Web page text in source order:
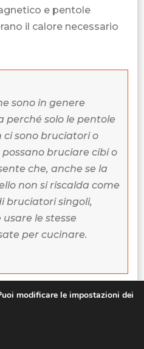
e pentole
il calore necessario
sono in genere
perché solo le pentole
ci sono bruciatori o
bruciare cibi o
che, anche se la
non si riscalda come
bruciatori singoli,
le stesse
per cucinare.
sono realizzati in ghisa
in ghisa è resistente, si
modificare le impostazioni dei